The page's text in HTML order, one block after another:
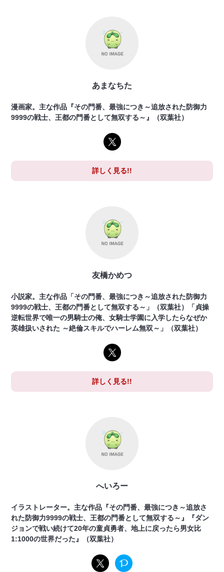
あまなちた
漫画家。主な作品『その門番、最強につき～追放された防御力
9999の戦士、王都の門番として無双する～』（双葉社）
詳しく見る!!
友橋かめつ
小説家。主な作品「その門番、最強につき～追放された防御力
9999の戦士、王都の門番として無双する～」（双葉社）「貞操
逆転世界で唯一の男騎士の俺、女騎士学園に入学したらなぜか
英雄扱いされた ～絶倫スキルでハーレム無双～」（双葉社）
詳しく見る!!
へいろー
イラストレーター。主な作品『その門番、最強につき～追放さ
れた防御力9999の戦士、王都の門番として無双する～』『ダン
ジョンで戦い続けて20年の童貞勇者、地上に戻ったら男女比
1:1000の世界だった』（双葉社）